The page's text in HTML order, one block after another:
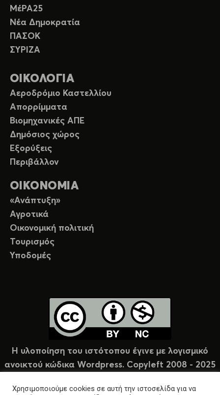
ΜέΡΑ25
Νέα Δημοκρατία
ΠΑΣΟΚ
ΣΥΡΙΖΑ
ΟΙΚΟΛΟΓΙΑ
Αεροδρόμιο Καστελλίου
Απορρίμματα
Βιομηχανικές ΑΠΕ
Δημόσιος χώρος
Εξορύξεις
Περιβάλλον
ΟΙΚΟΝΟΜΙΑ
«Ανάπτυξη»
Αγροτικά
Οικονομική πολιτική
Τουρισμός
Υποδομές
Η υλοποίηση του ιστότοπου έγινε με λογισμικό
ανοικτού κώδικα Wordpress. Copyleft 2008 - 2025
Χρησιμοποιούμε cookies σε αυτή την ιστοσελίδα για να